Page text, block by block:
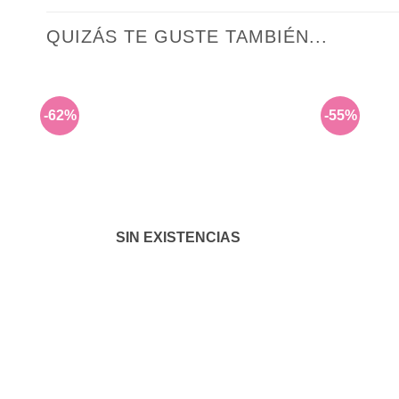
QUIZÁS TE GUSTE TAMBIÉN...
-62%
SIN EXISTENCIAS
-55%